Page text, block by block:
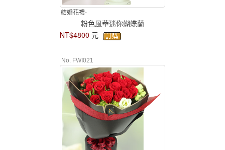
結婚花禮-
粉色風華迷你蝴蝶蘭
NT$4800 元
No. FWI021